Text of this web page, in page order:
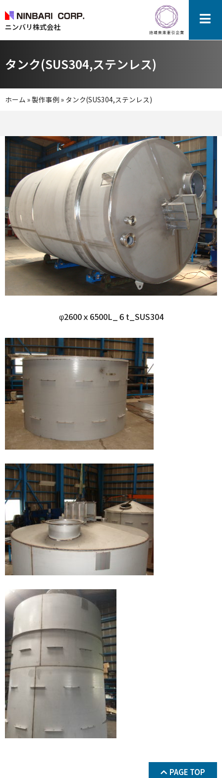
ニンバリ株式会社
タンク(SUS304,ステンレス)
ホーム »製作事例 » タンク(SUS304,ステンレス)
φ2600ｘ6500L_６t_SUS304
PAGE TOP